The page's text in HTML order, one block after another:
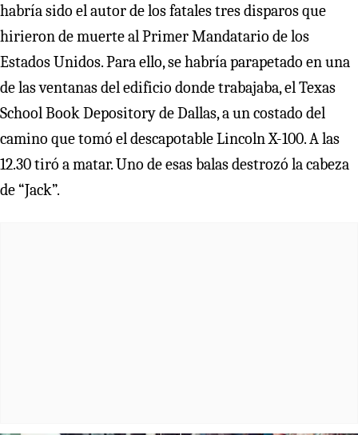
habría sido el autor de los fatales tres disparos que
hirieron de muerte al Primer Mandatario de los
Estados Unidos. Para ello, se habría parapetado en una
de las ventanas del edificio donde trabajaba, el Texas
School Book Depository de Dallas, a un costado del
camino que tomó el descapotable Lincoln X-100. A las
12.30 tiró a matar. Uno de esas balas destrozó la cabeza
de “Jack”.